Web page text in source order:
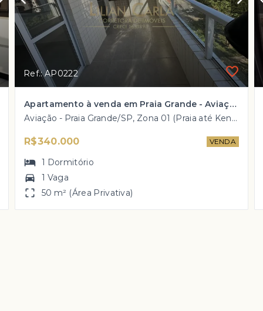
Ref.: AP0222
Apartamento à venda em Praia Grande - Aviação com 1 dorm, 1 wc, sacada gourmet por R$ 340 mil
Aviação - Praia Grande/SP, Zona 01 (Praia até Kennedy)
R$340.000 VENDA
1 Dormitório
1 Vaga
50 m² (Área Privativa)